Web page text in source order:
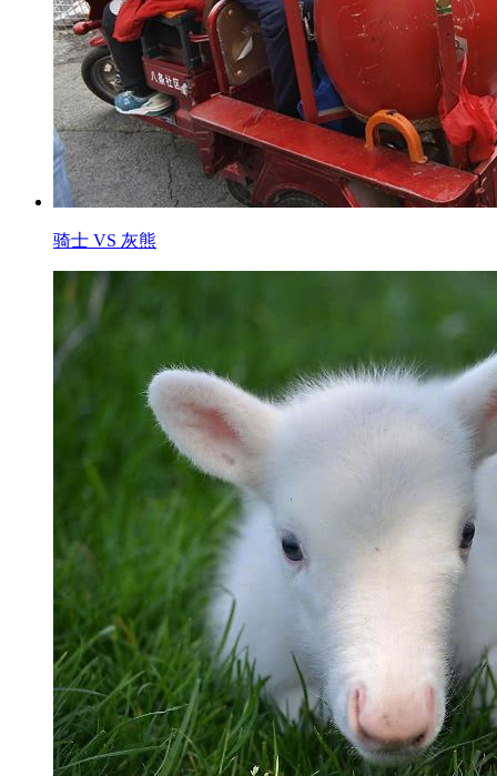
骑士 VS 灰熊